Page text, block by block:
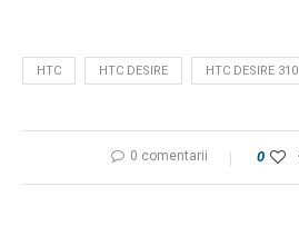
HTC HTC DESIRE HTC DESIRE 310
0 comentarii 0